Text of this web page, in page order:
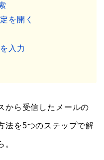
を開く
入力
から受信したメールの
法を5つのステップで解
。